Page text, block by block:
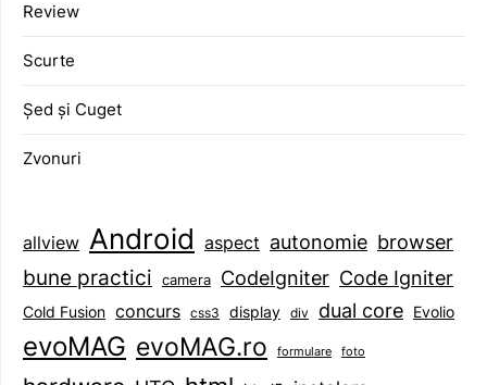
Review
Scurte
Șed și Cuget
Zvonuri
allview Android aspect autonomie browser
bune practici camera CodeIgniter Code Igniter
Cold Fusion concurs css3 display div dual core Evolio
evoMAG evoMAG.ro formulare foto